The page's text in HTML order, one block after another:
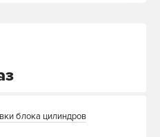
блока цилиндров